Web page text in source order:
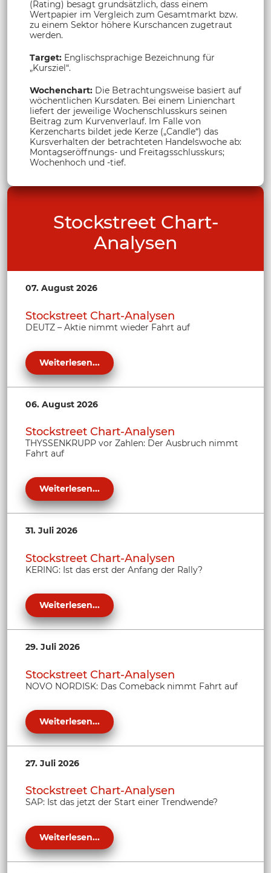
(Rating) besagt grundsätzlich, dass einem
Wertpapier im Vergleich zum Gesamtmarkt bzw.
zu einem Sektor höhere Kurschancen zugetraut
werden.
Target: Englischsprachige Bezeichnung für
„Kursziel“.
Wochenchart: Die Betrachtungsweise basiert auf
wöchentlichen Kursdaten. Bei einem Linienchart
liefert der jeweilige Wochenschlusskurs seinen
Beitrag zum Kurvenverlauf. Im Falle von
Kerzencharts bildet jede Kerze („Candle“) das
Kursverhalten der betrachteten Handelswoche ab:
Montagseröffnungs- und Freitagsschlusskurs;
Wochenhoch und -tief.
Stockstreet Chart-
Analysen
07. August 2026
Stockstreet Chart-Analysen
DEUTZ – Aktie nimmt wieder Fahrt auf
Weiterlesen...
06. August 2026
Stockstreet Chart-Analysen
THYSSENKRUPP vor Zahlen: Der Ausbruch nimmt
Fahrt auf
Weiterlesen...
31. Juli 2026
Stockstreet Chart-Analysen
KERING: Ist das erst der Anfang der Rally?
Weiterlesen...
29. Juli 2026
Stockstreet Chart-Analysen
NOVO NORDISK: Das Comeback nimmt Fahrt auf
Weiterlesen...
27. Juli 2026
Stockstreet Chart-Analysen
SAP: Ist das jetzt der Start einer Trendwende?
Weiterlesen...